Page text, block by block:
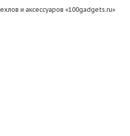
и аксессуаров «100gadgets.ru»